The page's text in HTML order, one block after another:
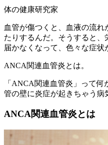
体の健康研究家
血管が傷つくと、血液の流
たりするんだ。そうすると、
届かなくなって、色々な症状
ANCA関連血管炎とは。
「ANCA関連血管炎」って
管の壁に炎症が起きちゃう病
ANCA関連血管炎とは